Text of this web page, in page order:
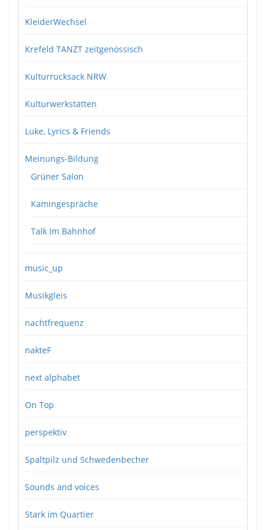
KleiderWechsel
Krefeld TANZT zeitgenössisch
Kulturrucksack NRW
Kulturwerkstätten
Luke, Lyrics & Friends
Meinungs-Bildung
Grüner Salon
Kamingespräche
Talk im Bahnhof
music_up
Musikgleis
nachtfrequenz
nakteF
next alphabet
On Top
perspektiv
Spaltpilz und Schwedenbecher
Sounds and voices
Stark im Quartier